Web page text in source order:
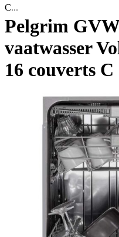
C
Pelgrim
vaatwasser
16 couverts C